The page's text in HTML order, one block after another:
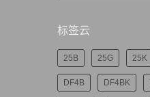
标签云
25B 25G 25K
DF4B DF4BK